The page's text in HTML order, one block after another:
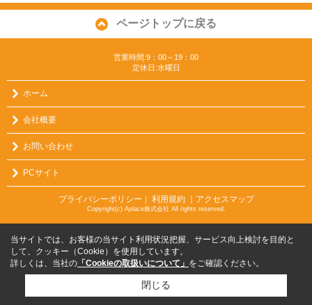
ページトップに戻る
営業時間:9：00～19：00
定休日:水曜日
ホーム
会社概要
お問い合わせ
PCサイト
プライバシーポリシー ｜ 利用規約 ｜アクセスマップ
Copyright(c) Aplace株式会社 All rights reserved.
当サイトでは、お客様の当サイト利用状況把握、サービス向上検討を目的と
して、クッキー（Cookie）を使用しています。
詳しくは、当社の 「Cookieの取扱いについて」 をご確認ください。
閉じる